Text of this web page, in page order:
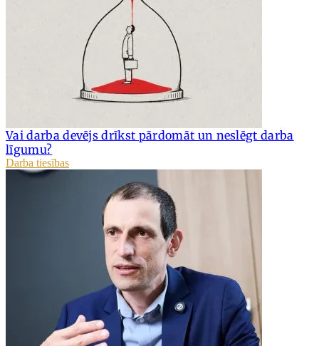
Vai darba devējs drīkst pārdomāt un neslēgt darba
līgumu?
Darba tiesības